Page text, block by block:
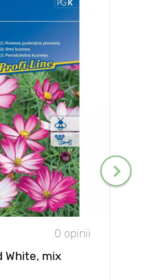
0 opinii
White, mix